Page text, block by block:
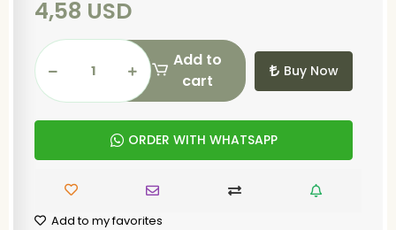
4,58 USD
Add to
cart
Buy Now
ORDER WITH WHATSAPP
Add to my favorites